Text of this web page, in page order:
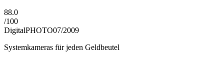
88.0
/100
DigitalPHOTO07/2009
Systemkameras für jeden Geldbeutel